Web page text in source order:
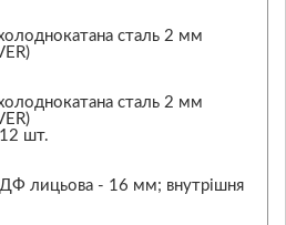
сталь 2 мм
сталь 2 мм
шт.
лицьова - 16 мм; внутрішня